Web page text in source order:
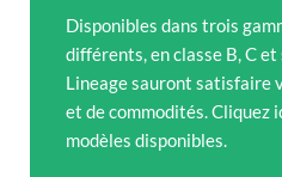
Disponibles dans trois
différents, en classe B, C
Lineage sauront satisfaire
et de commodités. Cliquez
modèles disponibles.